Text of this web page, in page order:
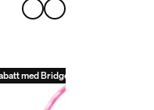
med Bridge!